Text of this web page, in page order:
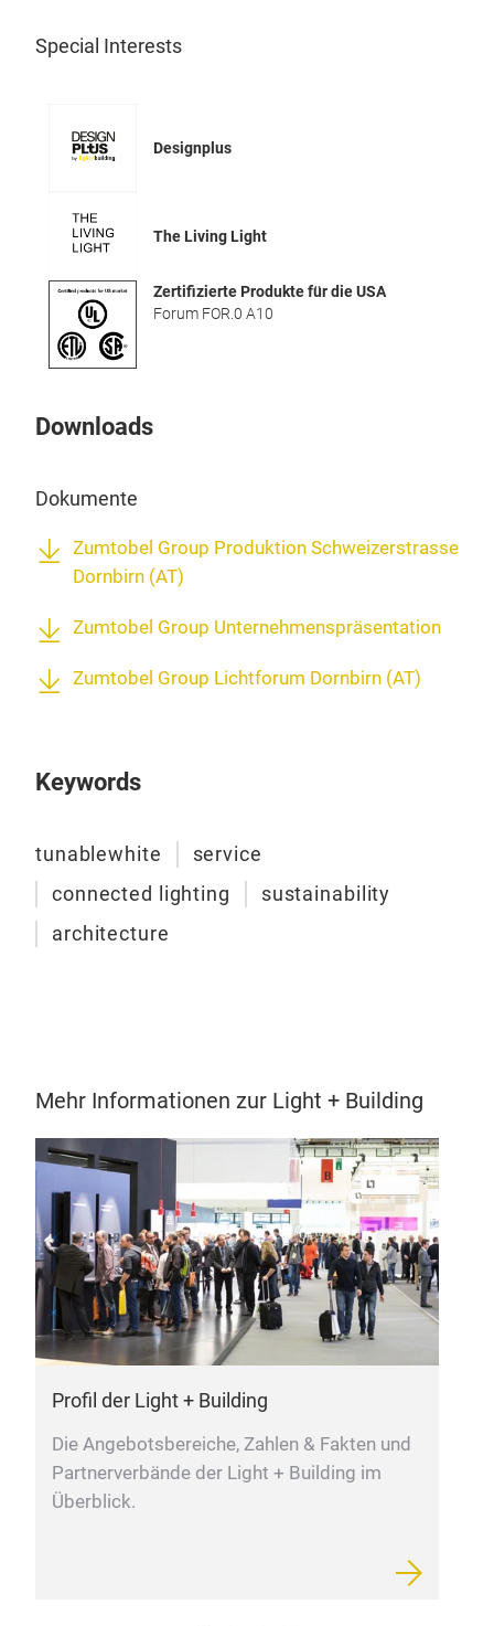
Special Interests
Designplus
The Living Light
Zertifizierte Produkte für die USA
Forum FOR.0 A10
Downloads
Dokumente
Zumtobel Group Produktion Schweizerstrasse
Dornbirn (AT)
Zumtobel Group Unternehmenspräsentation
Zumtobel Group Lichtforum Dornbirn (AT)
Keywords
tunablewhite
service
connected lighting
sustainability
architecture
Mehr Informationen zur Light + Building
Profil der Light + Building
Die Angebotsbereiche, Zahlen & Fakten und
Partnerverbände der Light + Building im
Überblick.